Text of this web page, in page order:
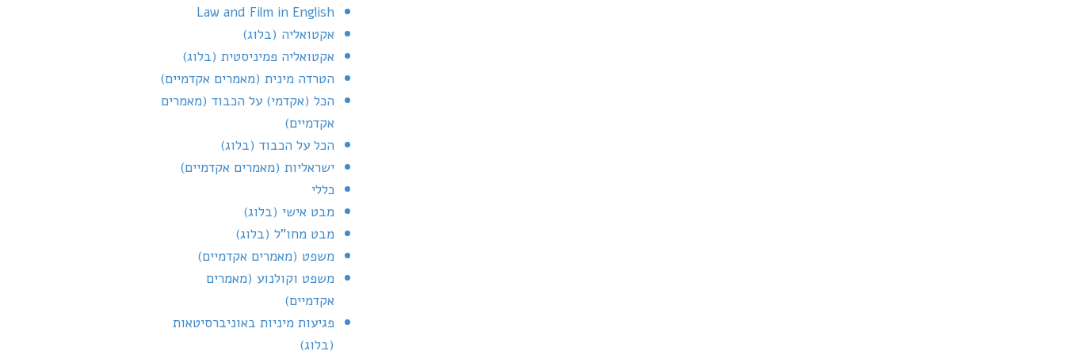
Law and Film in English
אקטואליה (בלוג)
אקטואליה פמיניסטית (בלוג)
הטרדה מינית (מאמרים אקדמיים)
הכל (אקדמי) על הכבוד (מאמרים
אקדמיים)
הכל על הכבוד (בלוג)
ישראליות (מאמרים אקדמיים)
כללי
מבט אישי (בלוג)
מבט מחו"ל (בלוג)
משפט (מאמרים אקדמיים)
משפט וקולנוע (מאמרים
אקדמיים)
פגיעות מיניות באוניברסיטאות
(בלוג)